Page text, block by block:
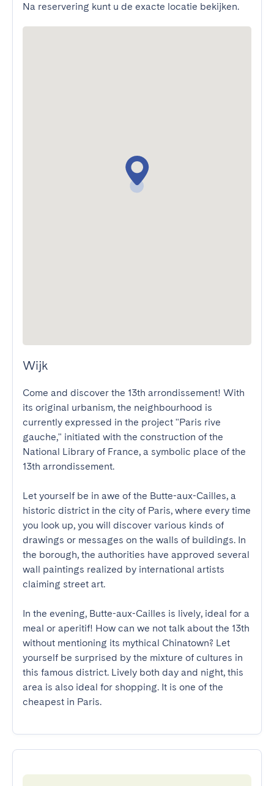
Na reservering kunt u de exacte locatie bekijken.
Wijk
Come and discover the 13th arrondissement! With
its original urbanism, the neighbourhood is
currently expressed in the project "Paris rive
gauche," initiated with the construction of the
National Library of France, a symbolic place of the
13th arrondissement.
Let yourself be in awe of the Butte-aux-Cailles, a
historic district in the city of Paris, where every time
you look up, you will discover various kinds of
drawings or messages on the walls of buildings. In
the borough, the authorities have approved several
wall paintings realized by international artists
claiming street art.
In the evening, Butte-aux-Cailles is lively, ideal for a
meal or aperitif! How can we not talk about the 13th
without mentioning its mythical Chinatown? Let
yourself be surprised by the mixture of cultures in
this famous district. Lively both day and night, this
area is also ideal for shopping. It is one of the
cheapest in Paris.